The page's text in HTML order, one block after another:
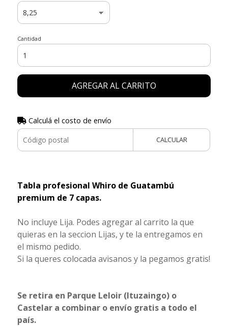
Cantidad
AGREGAR AL CARRITO
Calculá el costo de envío
CALCULAR
Tabla profesional Whiro de Guatambú
premium de 7 capas.
No incluye Lija. Podes agregar al carrito la que
quieras en la seccion Lijas, y te la entregamos en
el mismo pedido.
Si la queres colocada avisanos y la pegamos gratis!
Se retira en Parque Leloir (Ituzaingo) o
Castelar a combinar o envío gratis a todo el
país.